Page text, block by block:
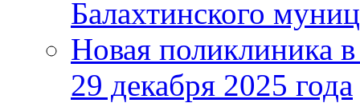
Балахтинского
Новая поликлиника
29 декабря 2025 года